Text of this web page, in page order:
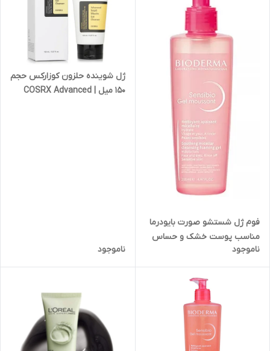
فوم ژل شستشو صورت بایودرما
مناسب پوست خشک و حساس
Sensibio حجم 200 میل
ناموجود
ژل شوینده حلزون کوزارکس حجم
۱۵۰ میل | COSRX Advanced
ناموجود